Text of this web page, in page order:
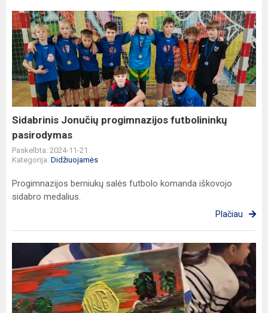
Sidabrinis
Jonučių
progimnazijos
futbolininkų
pasirodymas
Sidabrinis Jonučių progimnazijos futbolininkų
pasirodymas
Paskelbta: 2024-11-21
Kategorija: Didžiuojamės
Progimnazijos berniukų salės futbolo komanda iškovojo
sidabro medalius.
Plačiau
šiltas
ir
prasmingas
kūrybiškas